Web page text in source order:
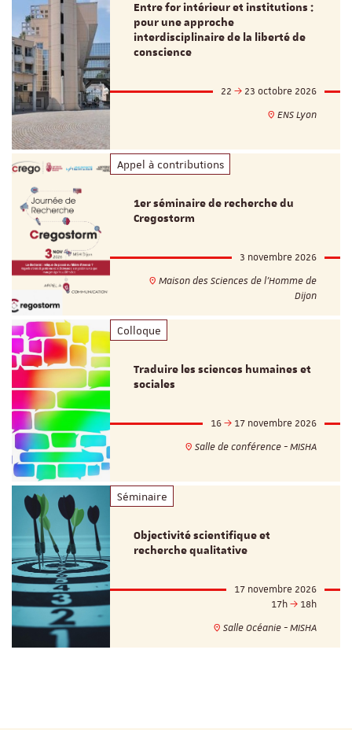
Entre for intérieur et institutions :
pour une approche
interdisciplinaire de la liberté de
conscience
22
23 octobre 2026
ENS Lyon
Appel à contributions
1er séminaire de recherche du
Cregostorm
3 novembre 2026
Maison des Sciences de l'Homme de
Dijon
Colloque
Traduire les sciences humaines et
sociales
16
17 novembre 2026
Salle de conférence - MISHA
Séminaire
Objectivité scientifique et
recherche qualitative
17 novembre 2026
17h
18h
Salle Océanie - MISHA